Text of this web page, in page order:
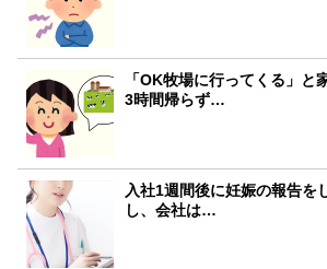
「OK牧場に行ってくる」と
3時間帰らず…
入社1週間後に妊娠の報告を
し、会社は…